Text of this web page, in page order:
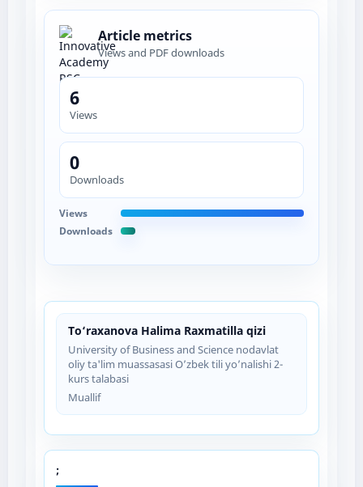
To‘raxanova Halima Raxmatilla qizi
University of Business and Science nodavlat
oliy ta'lim muassasasi O’zbek tili yo’nalishi 2-
kurs talabasi
Muallif
;
Article metrics
Views and PDF downloads
6
Views
0
Downloads
Views
Downloads